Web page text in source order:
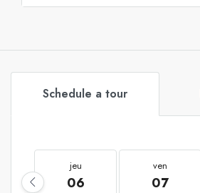
Schedule a tour
jeu
06
ven
07